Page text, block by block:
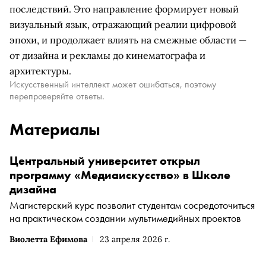
последствий. Это направление формирует новый
визуальный язык, отражающий реалии цифровой
эпохи, и продолжает влиять на смежные области —
от дизайна и рекламы до кинематографа и
архитектуры.
Искусственный интеллект может ошибаться, поэтому
перепроверяйте ответы.
Материалы
Виолетта Ефимова 23 апреля 2026 г.
Центральный университет открыл
программу «Медиаискусство» в Школе
дизайна
Магистерский курс позволит студентам сосредоточиться
на практическом создании мультимедийных проектов